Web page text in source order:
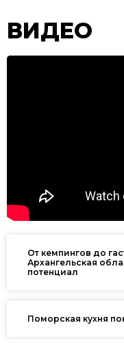
ВИДЕО
От кемпингов до
Архангельская
потенциал
Поморская кухня